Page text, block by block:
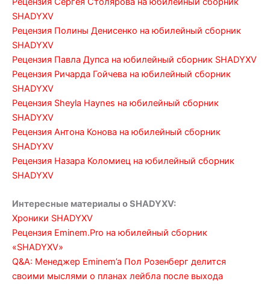
SHADYXV
Рецензия Полины Денисенко на юбилейный сборник
SHADYXV
Рецензия Павла Дупса на юбилейный сборник SHADYXV
Рецензия Ричарда Гойчева на юбилейный сборник
SHADYXV
Рецензия Sheyla Haynes на юбилейный сборник
SHADYXV
Рецензия Антона Конова на юбилейный сборник
SHADYXV
Рецензия Назара Коломиец на юбилейный сборник
SHADYXV
Интересные материалы о SHADYXV:
Хроники SHADYXV
Рецензия Eminem.Pro на юбилейный сборник
«SHADYXV»
Q&A: Менеджер Eminem’a Пол Розенберг делится
своими мыслями о планах лейбла после выхода